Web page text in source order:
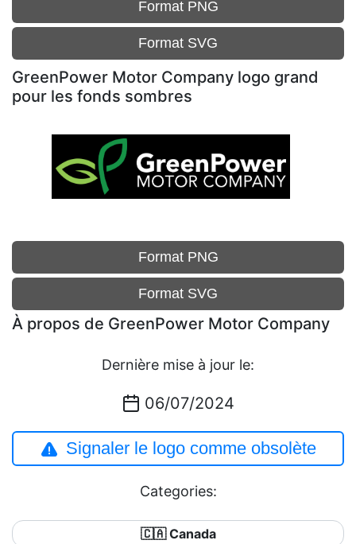
Format PNG
Format SVG
GreenPower Motor Company logo grand
pour les fonds sombres
Format PNG
Format SVG
À propos de GreenPower Motor Company
Dernière mise à jour le:
06/07/2024
Signaler le logo comme obsolète
Categories:
🇨🇦 Canada